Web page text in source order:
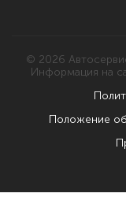
© 2026
Информация на
Положение